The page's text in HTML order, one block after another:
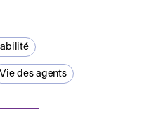
Vie des agents